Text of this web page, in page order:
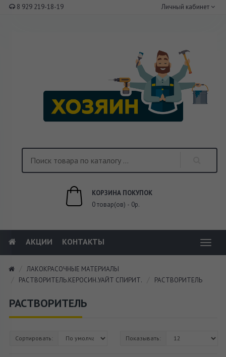
8 929 219-18-19 Личный кабинет
КОРЗИНА ПОКУПОК
0 товар(ов) - 0р.
АКЦИИ КОНТАКТЫ
ЛАКОКРАСОЧНЫЕ МАТЕРИАЛЫ
РАСТВОРИТЕЛЬ.КЕРОСИН.УАЙТ СПИРИТ.
РАСТВОРИТЕЛЬ
РАСТВОРИТЕЛЬ
Сортировать: Показывать: